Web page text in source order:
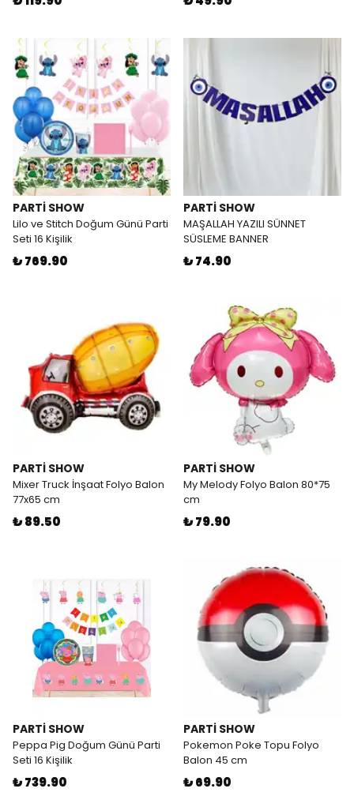
PARTİ SHOW
Lilo ve Stitch Doğum Günü Parti
Seti 16 Kişilik
₺ 769.90
PARTİ SHOW
MAŞALLAH YAZILI SÜNNET
SÜSLEME BANNER
₺ 74.90
PARTİ SHOW
Mixer Truck İnşaat Folyo Balon
77x65 cm
₺ 89.50
PARTİ SHOW
My Melody Folyo Balon 80*75
cm
₺ 79.90
PARTİ SHOW
Peppa Pig Doğum Günü Parti
Seti 16 Kişilik
₺ 739.90
PARTİ SHOW
Pokemon Poke Topu Folyo
Balon 45 cm
₺ 69.90